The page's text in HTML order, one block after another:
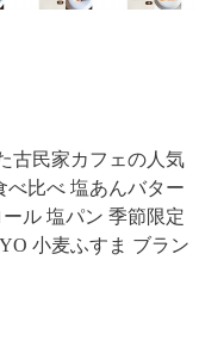
古民家カフェの人気
比べ 塩あんバター
ル 塩パン 季節限定
小麦ふすま ブラン